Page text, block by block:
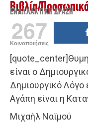
Βιβλία/
ΕΝΑΛΛΑΚΤΙΚΉ ΔΡΆΣΗ
267
Κοινοποιήσεις
είναι ο
Δημιουργικό Λόγο
Αγάπη είναι η
Μιχαήλ Ναϊμού